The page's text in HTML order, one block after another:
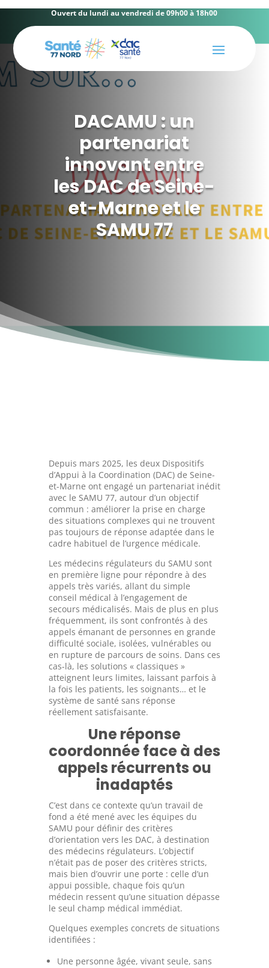
Ouvert du lundi au vendredi de 09h00 à 18h00
DACAMU : un
partenariat
innovant entre
les DAC de Seine-
et-Marne et le
SAMU 77
Depuis mars 2025, les deux Dispositifs
d’Appui à la Coordination (DAC) de Seine-
et-Marne ont engagé un partenariat inédit
avec le SAMU 77, autour d’un objectif
commun : améliorer la prise en charge
des situations complexes qui ne trouvent
pas toujours de réponse adaptée dans le
cadre habituel de l’urgence médicale.
Les médecins régulateurs du SAMU sont
en première ligne pour répondre à des
appels très variés, allant du simple
conseil médical à l’engagement de
secours médicalisés. Mais de plus en plus
fréquemment, ils sont confrontés à des
appels émanant de personnes en grande
difficulté sociale, isolées, vulnérables ou
en rupture de parcours de soins. Dans ces
cas-là, les solutions « classiques »
atteignent leurs limites, laissant parfois à
la fois les patients, les soignants… et le
système de santé sans réponse
réellement satisfaisante.
Une réponse
coordonnée face à des
appels récurrents ou
inadaptés
C’est dans ce contexte qu’un travail de
fond a été mené avec les équipes du
SAMU pour définir des critères
d’orientation vers les DAC, à destination
des médecins régulateurs. L’objectif
n’était pas de poser des critères stricts,
mais bien d’ouvrir une porte : celle d’un
appui possible, chaque fois qu’un
médecin ressent qu’une situation dépasse
le seul champ médical immédiat.
Quelques exemples concrets de situations
identifiées :
Une personne âgée, vivant seule, sans